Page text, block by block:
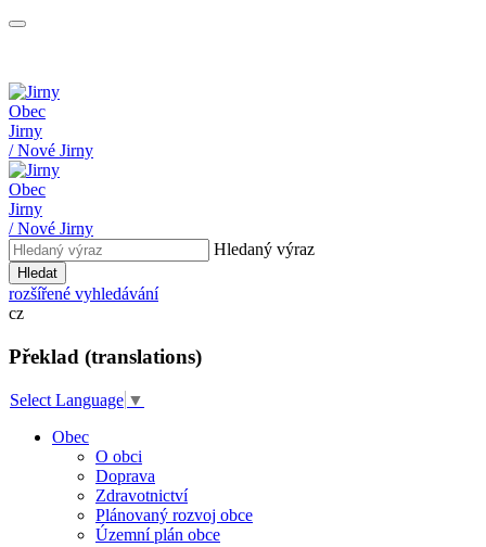
Obec
Jirny
/ Nové Jirny
Obec
Jirny
/ Nové Jirny
Hledaný výraz
Hledat
rozšířené vyhledávání
cz
Překlad (translations)
Select Language ▼
Obec
O obci
Doprava
Zdravotnictví
Plánovaný rozvoj obce
Územní plán obce